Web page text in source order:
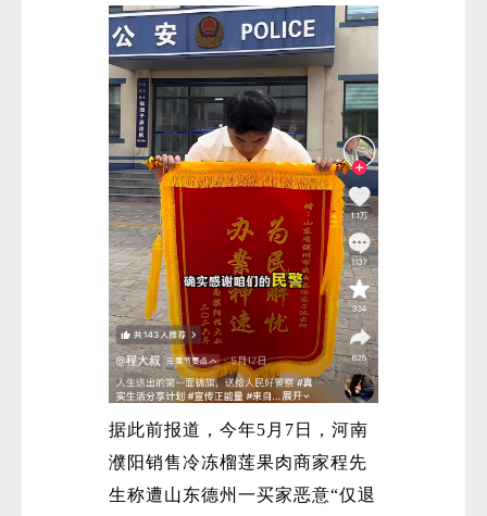
据此前报道，今年5月7日，河南
濮阳销售冷冻榴莲果肉商家程先
生称遭山东德州一买家恶意“仅退